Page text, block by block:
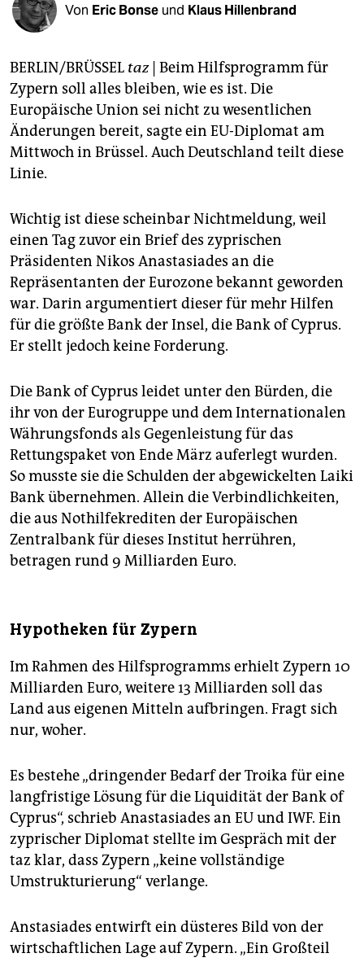
unterstützen
genossenschaft
epaper login
Von Eric Bonse und Klaus Hillenbrand
BERLIN/BRÜSSEL taz Beim Hilfsprogramm für
Zypern soll alles bleiben, wie es ist. Die
Europäische Union sei nicht zu wesentlichen
Änderungen bereit, sagte ein EU-Diplomat am
Mittwoch in Brüssel. Auch Deutschland teilt diese
Linie.
Wichtig ist diese scheinbar Nichtmeldung, weil
einen Tag zuvor ein Brief des zyprischen
Präsidenten Nikos Anastasiades an die
Repräsentanten der Eurozone bekannt geworden
war. Darin argumentiert dieser für mehr Hilfen
für die größte Bank der Insel, die Bank of Cyprus.
Er stellt jedoch keine Forderung.
Die Bank of Cyprus leidet unter den Bürden, die
ihr von der Eurogruppe und dem Internationalen
Währungsfonds als Gegenleistung für das
Rettungspaket von Ende März auferlegt wurden.
So musste sie die Schulden der abgewickelten Laiki
Bank übernehmen. Allein die Verbindlichkeiten,
die aus Nothilfekrediten der Europäischen
Zentralbank für dieses Institut herrühren,
betragen rund 9 Milliarden Euro.
Hypotheken für Zypern
Im Rahmen des Hilfsprogramms erhielt Zypern 10
Milliarden Euro, weitere 13 Milliarden soll das
Land aus eigenen Mitteln aufbringen. Fragt sich
nur, woher.
Es bestehe „dringender Bedarf der Troika für eine
langfristige Lösung für die Liquidität der Bank of
Cyprus“, schrieb Anastasiades an EU und IWF. Ein
zyprischer Diplomat stellte im Gespräch mit der
taz klar, dass Zypern „keine vollständige
Umstrukturierung“ verlange.
Anstasiades entwirft ein düsteres Bild von der
wirtschaftlichen Lage auf Zypern. „Ein Großteil